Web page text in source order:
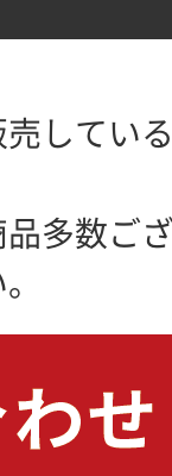
してい
多数ご